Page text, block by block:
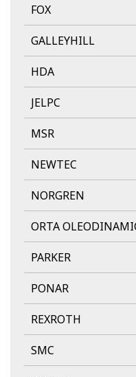
FOX
GALLEYHILL
HDA
JELPC
MSR
NEWTEC
NORGREN
ORTA
PARKER
PONAR
REXROTH
SMC